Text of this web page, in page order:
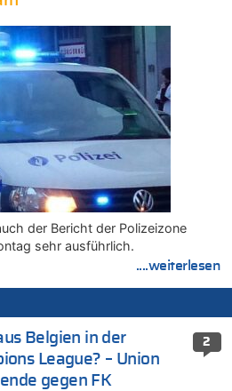
der Bericht der Polizeizone
sehr ausführlich.
....weiterlesen
2
Belgien in der
League? – Union
gegen FK